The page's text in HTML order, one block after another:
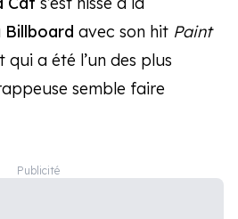
Billboard avec son hit Paint
qui a été l’un des plus
semble faire